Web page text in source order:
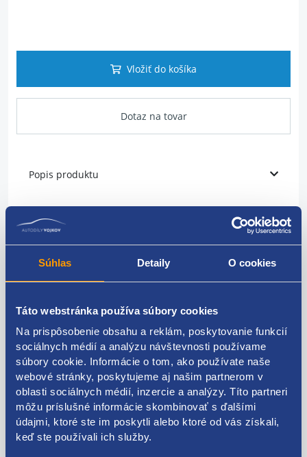
Súhlas Detaily O cookies
Táto webstránka používa súbory cookies
Na prispôsobenie obsahu a reklám, poskytovanie funkcií
sociálnych médií a analýzu návštevnosti používame
súbory cookie. Informácie o tom, ako používate naše
webové stránky, poskytujeme aj našim partnerom v
oblasti sociálnych médií, inzercie a analýzy. Títo partneri
môžu príslušné informácie skombinovať s ďalšími
údajmi, ktoré ste im poskytli alebo ktoré od vás získali,
keď ste používali ich služby.
Vložiť do košíka
Dotaz na tovar
Popis produktu
relé žeravenia
napätie [V] 12
9640469680
Kódy produktov
9640469680